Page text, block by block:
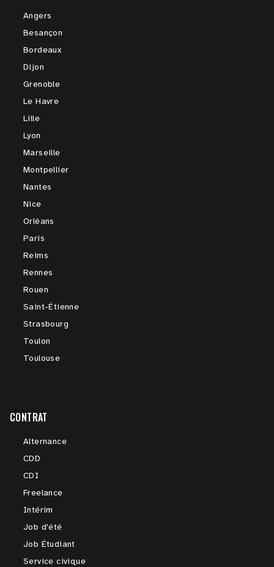
Angers
Besançon
Bordeaux
Dijon
Grenoble
Le Havre
Lille
Lyon
Marseille
Montpellier
Nantes
Nice
Orléans
Paris
Reims
Rennes
Rouen
Saint-Étienne
Strasbourg
Toulon
Toulouse
CONTRAT
Alternance
CDD
CDI
Freelance
Intérim
Job d'été
Job Étudiant
Service civique